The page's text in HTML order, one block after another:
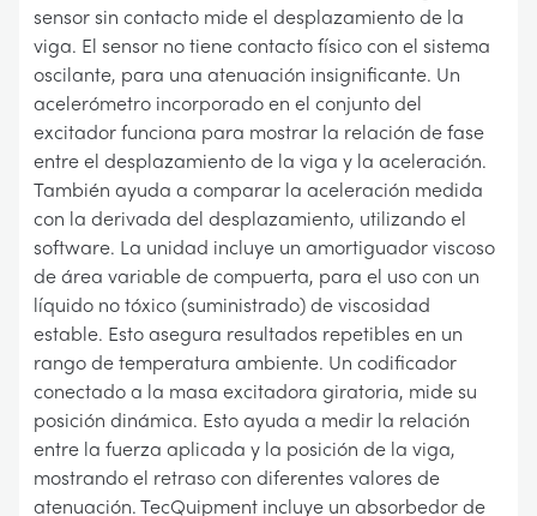
sensor sin contacto mide el desplazamiento de la
viga. El sensor no tiene contacto físico con el sistema
oscilante, para una atenuación insignificante. Un
acelerómetro incorporado en el conjunto del
excitador funciona para mostrar la relación de fase
entre el desplazamiento de la viga y la aceleración.
También ayuda a comparar la aceleración medida
con la derivada del desplazamiento, utilizando el
software. La unidad incluye un amortiguador viscoso
de área variable de compuerta, para el uso con un
líquido no tóxico (suministrado) de viscosidad
estable. Esto asegura resultados repetibles en un
rango de temperatura ambiente. Un codificador
conectado a la masa excitadora giratoria, mide su
posición dinámica. Esto ayuda a medir la relación
entre la fuerza aplicada y la posición de la viga,
mostrando el retraso con diferentes valores de
atenuación. TecQuipment incluye un absorbedor de